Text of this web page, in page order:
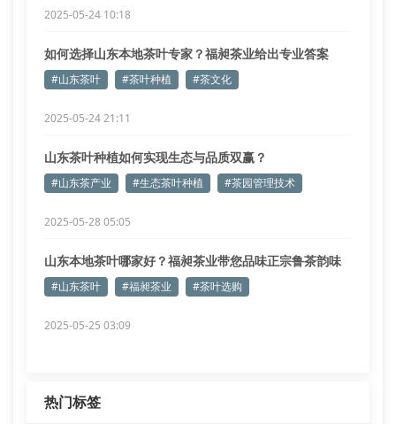
2025-05-24 10:18
如何选择山东本地茶叶专家？福昶茶业给出专业答案
#山东茶叶 #茶叶种植 #茶文化
2025-05-24 21:11
山东茶叶种植如何实现生态与品质双赢？
#山东茶产业 #生态茶叶种植 #茶园管理技术
2025-05-28 05:05
山东本地茶叶哪家好？福昶茶业带您品味正宗鲁茶韵味
#山东茶叶 #福昶茶业 #茶叶选购
2025-05-25 03:09
热门标签